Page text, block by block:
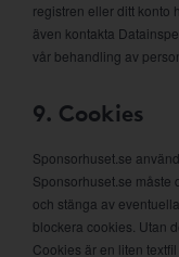
registren eller ditt konto
även kontakta
vår behandling av
9. Cookies
Sponsorhuset.se
Sponsorhuset.se måste
och stänga av
blockera cookies. Utan
Cookies är en liten